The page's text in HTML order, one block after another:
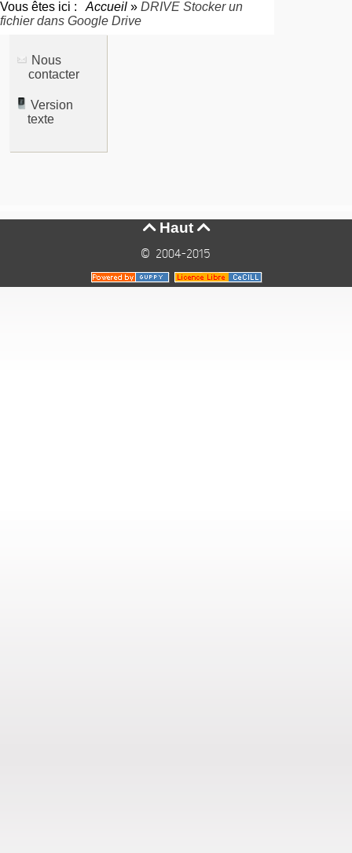
Vous êtes ici : Accueil » DRIVE Stocker un
fichier dans Google Drive
Nous
contacter
Version
texte
Haut 
© 2004-2015